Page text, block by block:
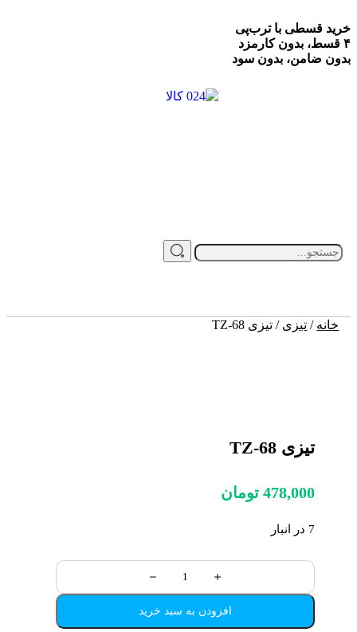
خرید قسطی با ترب‌پی
۴ قسط، بدون کارمزد
بدون ضامن، بدون سود
خانه / تیزی / تیزی TZ-68
تیزی TZ-68
478,000 تومان
7 در انبار
افزودن به سبد خرید